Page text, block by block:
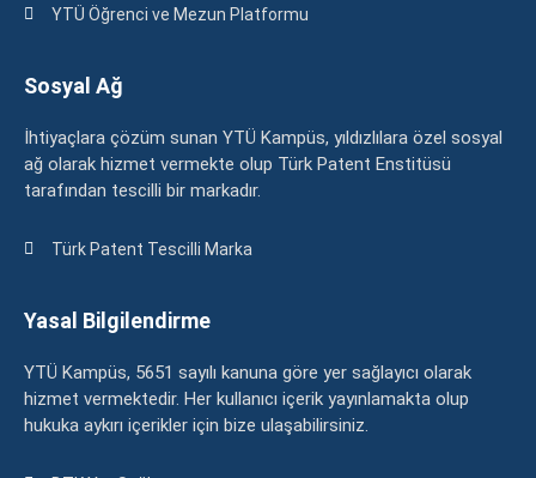
YTÜ Öğrenci ve Mezun Platformu
Sosyal Ağ
İhtiyaçlara çözüm sunan YTÜ Kampüs, yıldızlılara özel sosyal
ağ olarak hizmet vermekte olup Türk Patent Enstitüsü
tarafından tescilli bir markadır.
Türk Patent Tescilli Marka
Yasal Bilgilendirme
YTÜ Kampüs, 5651 sayılı kanuna göre yer sağlayıcı olarak
hizmet vermektedir. Her kullanıcı içerik yayınlamakta olup
hukuka aykırı içerikler için bize ulaşabilirsiniz.